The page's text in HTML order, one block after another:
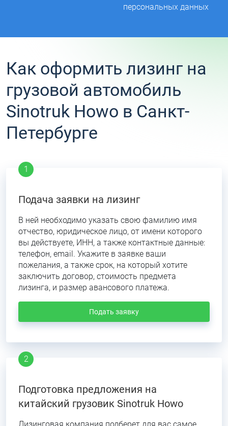
персональных данных
Как оформить лизинг на
грузовой автомобиль
Sinotruk Howo в Санкт-
Петербурге
Подача заявки на лизинг
В ней необходимо указать свою фамилию имя
отчество, юридическое лицо, от имени которого
вы действуете, ИНН, а также контактные данные:
телефон, email. Укажите в заявке ваши
пожелания, а также срок, на который хотите
заключить договор, стоимость предмета
лизинга, и размер авансового платежа.
Подать заявку
Подготовка предложения на
китайский грузовик Sinotruk Howo